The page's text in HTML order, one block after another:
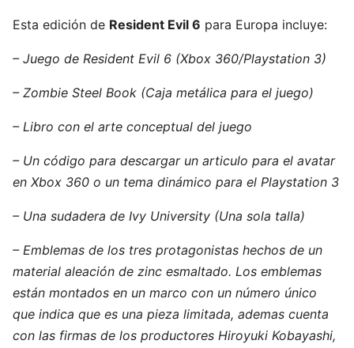
Esta edición de Resident Evil 6 para Europa incluye:
– Juego de Resident Evil 6 (Xbox 360/Playstation 3)
– Zombie Steel Book (Caja metálica para el juego)
– Libro con el arte conceptual del juego
– Un código para descargar un articulo para el avatar
en Xbox 360 o un tema dinámico para el Playstation 3
– Una sudadera de Ivy University (Una sola talla)
– Emblemas de los tres protagonistas hechos de un
material aleación de zinc esmaltado. Los emblemas
están montados en un marco con un número único
que indica que es una pieza limitada, ademas cuenta
con las firmas de los productores Hiroyuki Kobayashi,